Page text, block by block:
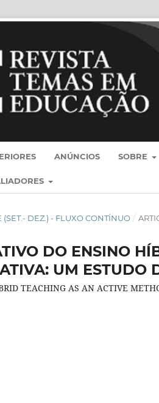
ANÚNCIOS SOBRE
(SET.- DEZ.) - FLUXO CONTÍNUO /
DO ENSINO
UM ESTUDO
TEACHING AS AN ACTIVE